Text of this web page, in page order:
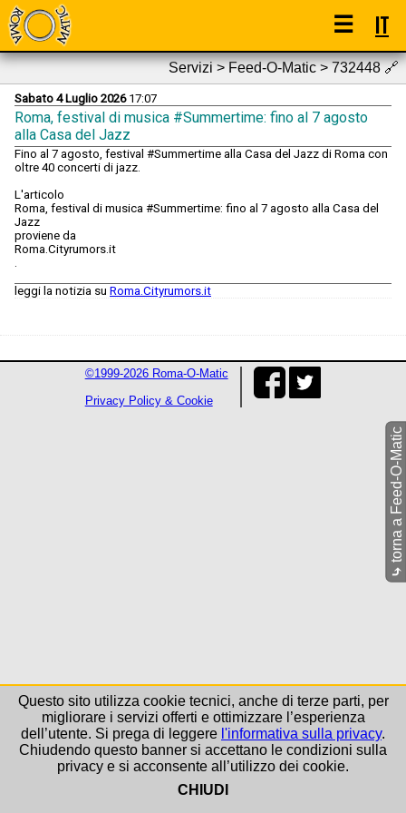
☰ IT
Servizi > Feed-O-Matic > 732448🔗
Sabato 4 Luglio 202617:07
Roma, festival di musica #Summertime: fino al 7 agosto
alla Casa del Jazz
Fino al 7 agosto, festival #Summertime alla Casa del Jazz di Roma con
oltre 40 concerti di jazz.
L'articolo
Roma, festival di musica #Summertime: fino al 7 agosto alla Casa del
Jazz
proviene da
Roma.Cityrumors.it
.
leggi la notizia su Roma.Cityrumors.it
⤷
torna a Feed-O-Matic
©1999-2026 Roma-O-Matic
Privacy Policy & Cookie
Questo sito utilizza cookie tecnici, anche di terze parti, per
migliorare i servizi offerti e ottimizzare l’esperienza
dell’utente. Si prega di leggere l'informativa sulla privacy.
Chiudendo questo banner si accettano le condizioni sulla
privacy e si acconsente all’utilizzo dei cookie.
CHIUDI